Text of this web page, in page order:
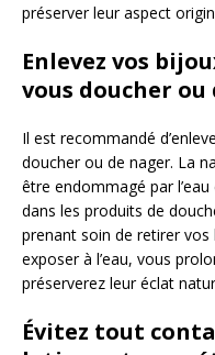
préserver leur aspect
Enlevez vos
vous doucher ou
Il est recommandé
doucher ou de nager. La
être endommagé par
dans les produits de
prenant soin de retirer
exposer à l’eau, vous
préserverez leur éclat
Évitez tout